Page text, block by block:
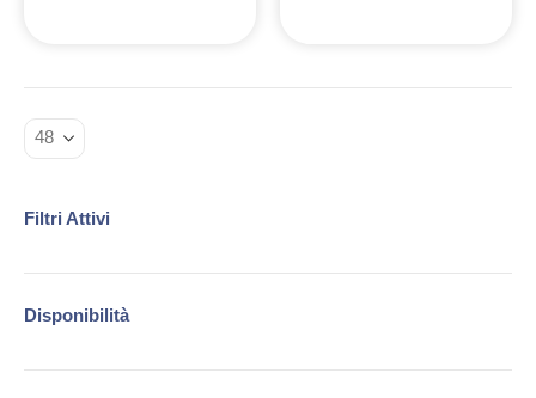
Filtri Attivi
Disponibilità